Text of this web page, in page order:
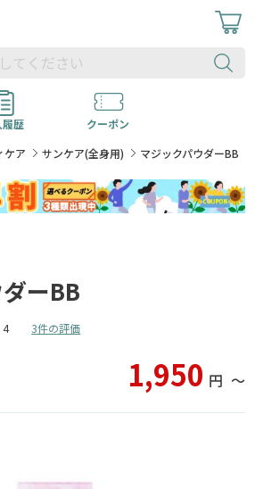
履歴
クーポン
ケア サンケア(全身用) マジックパウダーBB
ーBB
4 3件の評価
1,950 円 〜